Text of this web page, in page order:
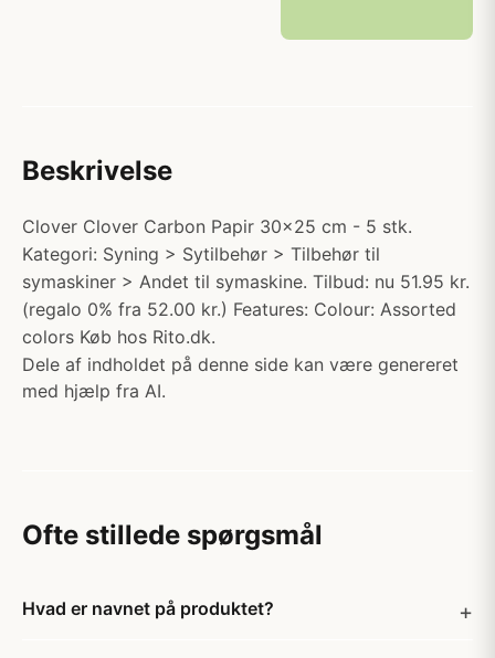
Beskrivelse
Clover Clover Carbon Papir 30x25 cm - 5 stk.
Kategori: Syning > Sytilbehør > Tilbehør til
symaskiner > Andet til symaskine. Tilbud: nu 51.95 kr.
(regalo 0% fra 52.00 kr.) Features: Colour: Assorted
colors Køb hos Rito.dk.
Dele af indholdet på denne side kan være genereret
med hjælp fra AI.
Ofte stillede spørgsmål
Hvad er navnet på produktet?